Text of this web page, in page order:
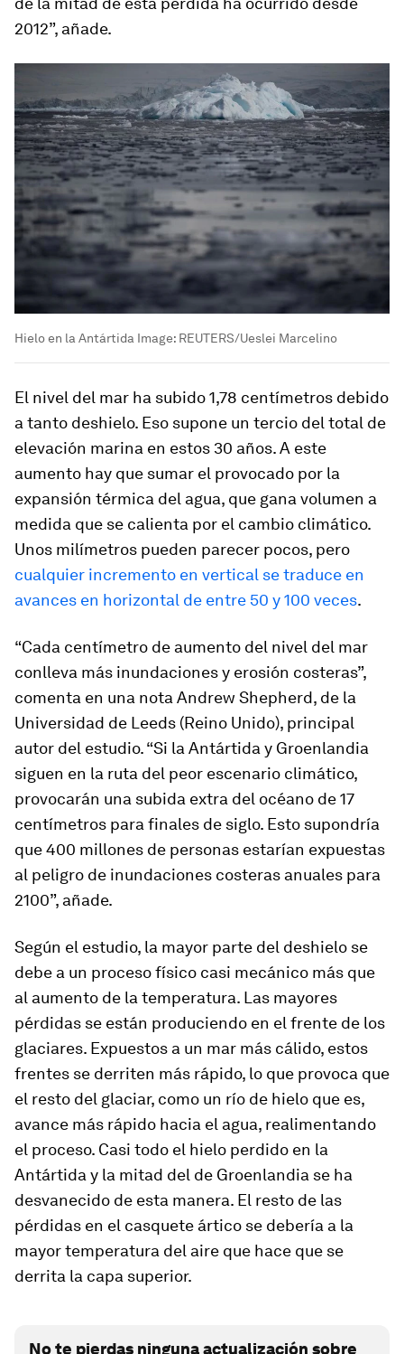
2012”, añade.
Hielo en la Antártida Image: REUTERS/Ueslei Marcelino
El nivel del mar ha subido 1,78 centímetros debido
a tanto deshielo. Eso supone un tercio del total de
elevación marina en estos 30 años. A este
aumento hay que sumar el provocado por la
expansión térmica del agua, que gana volumen a
medida que se calienta por el cambio climático.
Unos milímetros pueden parecer pocos, pero
cualquier incremento en vertical se traduce en
avances en horizontal de entre 50 y 100 veces.
“Cada centímetro de aumento del nivel del mar
conlleva más inundaciones y erosión costeras”,
comenta en una nota Andrew Shepherd, de la
Universidad de Leeds (Reino Unido), principal
autor del estudio. “Si la Antártida y Groenlandia
siguen en la ruta del peor escenario climático,
provocarán una subida extra del océano de 17
centímetros para finales de siglo. Esto supondría
que 400 millones de personas estarían expuestas
al peligro de inundaciones costeras anuales para
2100”, añade.
Según el estudio, la mayor parte del deshielo se
debe a un proceso físico casi mecánico más que
al aumento de la temperatura. Las mayores
pérdidas se están produciendo en el frente de los
glaciares. Expuestos a un mar más cálido, estos
frentes se derriten más rápido, lo que provoca que
el resto del glaciar, como un río de hielo que es,
avance más rápido hacia el agua, realimentando
el proceso. Casi todo el hielo perdido en la
Antártida y la mitad del de Groenlandia se ha
desvanecido de esta manera. El resto de las
pérdidas en el casquete ártico se debería a la
mayor temperatura del aire que hace que se
derrita la capa superior.
No te pierdas ninguna actualización sobre